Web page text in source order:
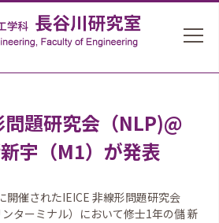
問題研究会（NLP)@
宇（M1）が発表
開催されたIEICE 非線形問題研究会
ンターミナル）において修士1年の儲 新